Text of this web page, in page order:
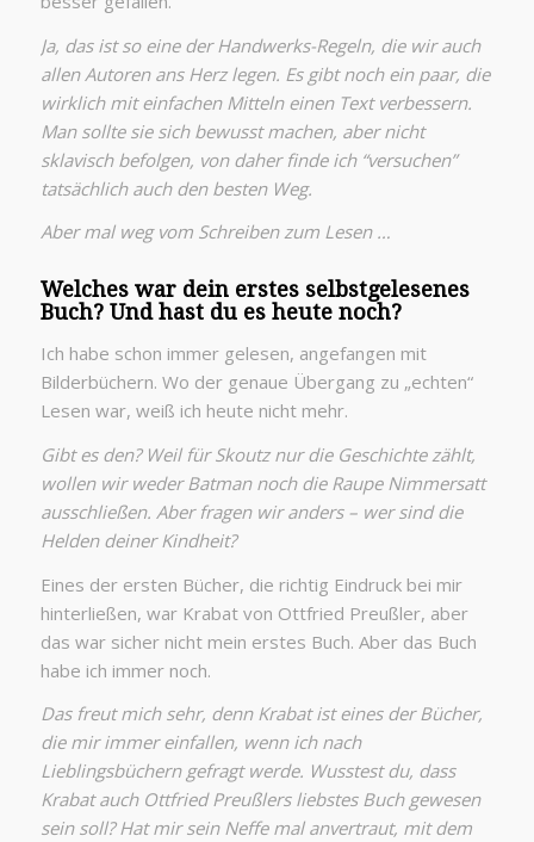
Ja, das ist so eine der Handwerks-Regeln, die wir auch
allen Autoren ans Herz legen. Es gibt noch ein paar, die
wirklich mit einfachen Mitteln einen Text verbessern.
Man sollte sie sich bewusst machen, aber nicht
sklavisch befolgen, von daher finde ich “versuchen”
tatsächlich auch den besten Weg.
Aber mal weg vom Schreiben zum Lesen …
Welches war dein erstes selbstgelesenes
Buch? Und hast du es heute noch?
Ich habe schon immer gelesen, angefangen mit
Bilderbüchern. Wo der genaue Übergang zu „echten“
Lesen war, weiß ich heute nicht mehr.
Gibt es den? Weil für Skoutz nur die Geschichte zählt,
wollen wir weder Batman noch die Raupe Nimmersatt
ausschließen. Aber fragen wir anders – wer sind die
Helden deiner Kindheit?
Eines der ersten Bücher, die richtig Eindruck bei mir
hinterließen, war Krabat von Ottfried Preußler, aber
das war sicher nicht mein erstes Buch. Aber das Buch
habe ich immer noch.
Das freut mich sehr, denn Krabat ist eines der Bücher,
die mir immer einfallen, wenn ich nach
Lieblingsbüchern gefragt werde. Wusstest du, dass
Krabat auch Ottfried Preußlers liebstes Buch gewesen
sein soll? Hat mir sein Neffe mal anvertraut, mit dem